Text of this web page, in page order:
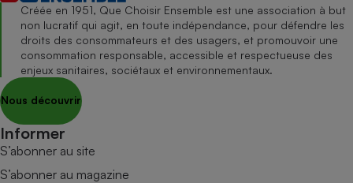
Créée en 1951, Que Choisir Ensemble est une association à but
non lucratif qui agit, en toute indépendance, pour défendre les
droits des consommateurs et des usagers, et promouvoir une
consommation responsable, accessible et respectueuse des
enjeux sanitaires, sociétaux et environnementaux.
Nous découvrir
Informer
S’abonner au site
S’abonner au magazine